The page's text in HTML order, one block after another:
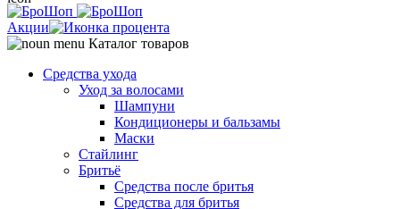
Акции
Каталог товаров
Средства ухода
Уход за волосами
Шампуни
Кондиционеры и бальзамы
Маски
Стайлинг
Бритьё
Средства после бритья
Средства для бритья